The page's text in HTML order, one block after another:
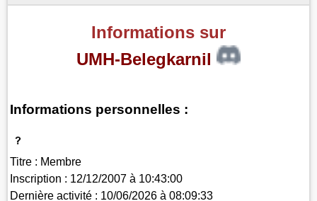
Informations sur
UMH-Belegkarnil
Informations personnelles :
Titre : Membre
Inscription : 12/12/2007 à 10:43:00
Dernière activité : 10/06/2026 à 08:09:33